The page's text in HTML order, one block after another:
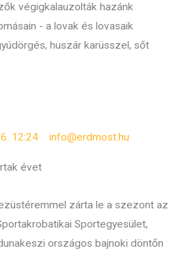
végigkalauzolták hazánk
- a lovak és lovasaik
huszár karüsszel, sőt
12:24 info@erdmost.hu
évet
zárta le a szezont az
Sportegyesület,
országos bajnoki döntőn